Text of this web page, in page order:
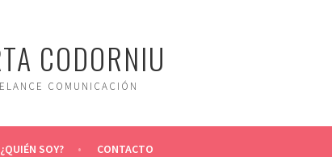
CODORNIU
COMUNICACIÓN
¿QUIÉN SOY? CONTACTO